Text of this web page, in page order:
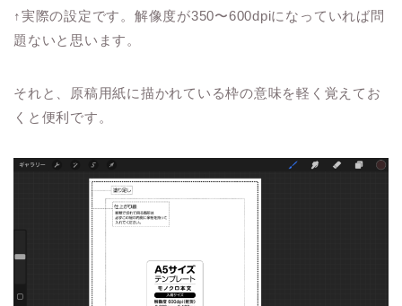
↑実際の設定です。解像度が350〜600dpiになっていれば問
題ないと思います。
それと、原稿用紙に描かれている枠の意味を軽く覚えてお
くと便利です。